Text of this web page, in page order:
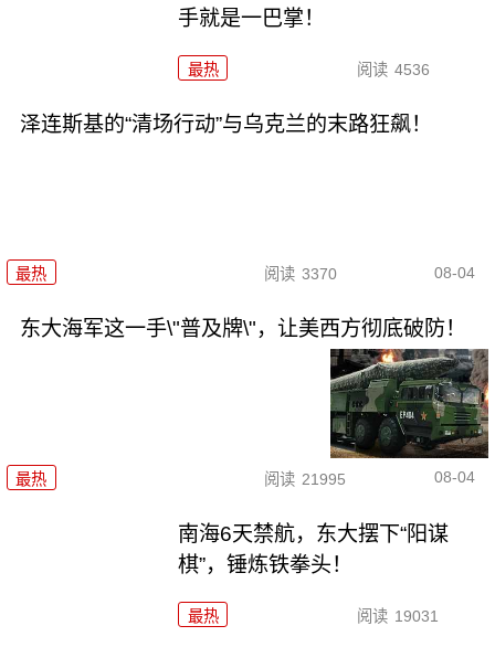
手就是一巴掌！
最热 阅读 4536
泽连斯基的“清场行动”与乌克兰的末路狂飙！
最热 阅读 3370 08-04
东大海军这一手\"普及牌\"，让美西方彻底破防！
最热 阅读 21995 08-04
南海6天禁航，东大摆下“阳谋
棋”，锤炼铁拳头！
最热 阅读 19031